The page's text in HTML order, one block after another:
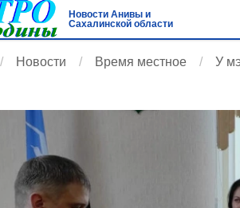
Новости Анивы и
Сахалинской области
Новости Время местное
У